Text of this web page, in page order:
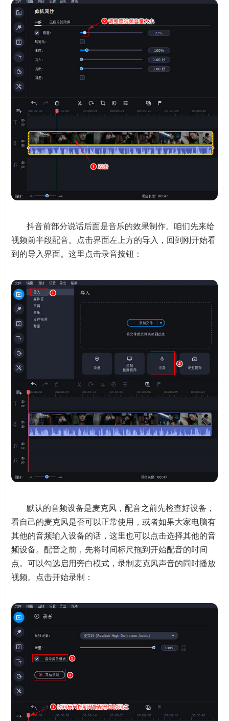
抖音前部分说话后面是音乐的效果制作。咱们先来给
视频前半段配音。点击界面左上方的导入，回到刚开始看
到的导入界面。这里点击录音按钮：
默认的音频设备是麦克风，配音之前先检查好设备，
看自己的麦克风是否可以正常使用，或者如果大家电脑有
其他的音频输入设备的话，这里也可以点击选择其他的音
频设备。配音之前，先将时间标尺拖到开始配音的时间
点。可以勾选启用旁白模式，录制麦克风声音的同时播放
视频。点击开始录制：